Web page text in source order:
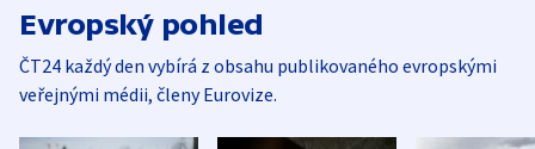
Evropský pohled
ČT24 každý den vybírá z obsahu publikovaného evropskými
veřejnými médii, členy Eurovize.